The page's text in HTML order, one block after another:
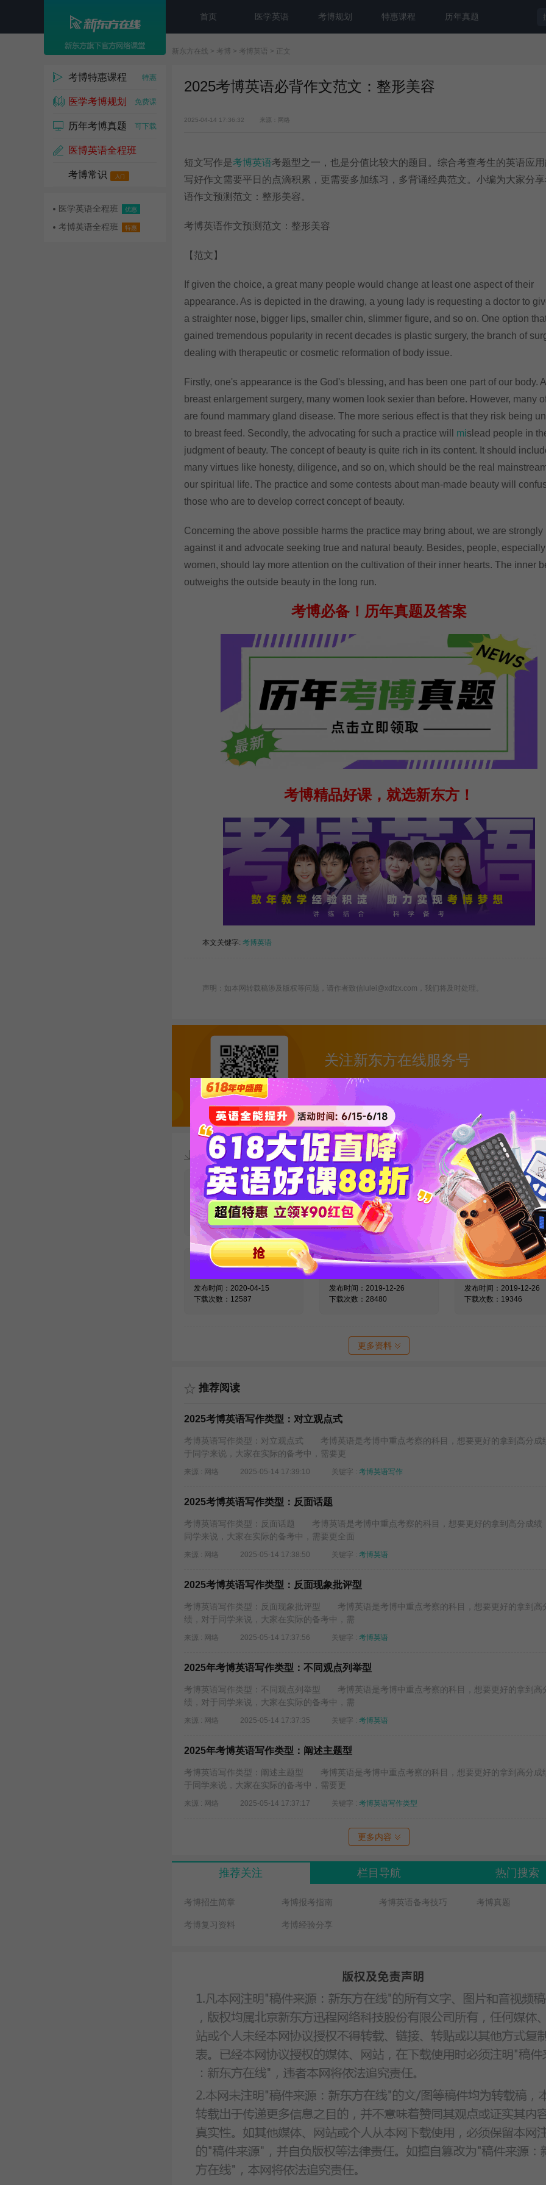
首页 医学英语 考博规划 特惠课程 历年真题
新东方在线 > 考博 > 考博英语 > 正文
考博特惠课程 特惠
医学考博规划 免费课
历年考博真题 可下载
医博英语全程班
考博常识 入门
医学英语全程班 优惠
考博英语全程班 特惠
2025考博英语必背作文范文：整形美容
2025-04-14 17:36:32 来源：网络
短文写作是考博英语考题型之一，也是分值比较大的题目。综合考查考生的英语应用
写好作文需要平日的点滴积累，更需要多加练习，多背诵经典范文。小编为大家分
语作文预测范文：整形美容。
考博英语作文预测范文：整形美容
【范文】
If given the choice, a great many people would change at least one aspect of their
appearance. As is depicted in the drawing, a young lady is requesting a doctor to
a straighter nose, bigger lips, smaller chin, slimmer figure, and so on. One option
gained tremendous popularity in recent decades is plastic surgery, the branch of
dealing with therapeutic or cosmetic reformation of body issue.
Firstly, one's appearance is the God's blessing, and has been one part of our body.
breast enlargement surgery, many women look sexier than before. However, many
are found mammary gland disease. The more serious effect is that they risk being
to breast feed. Secondly, the advocating for such a practice will mislead people in
judgment of beauty. The concept of beauty is quite rich in its content. It should
many virtues like honesty, diligence, and so on, which should be the real
our spiritual life. The practice and some contests about man-made beauty will
those who are to develop correct concept of beauty.
Concerning the above possible harms the practice may bring about, we are strongly
against it and advocate seeking true and natural beauty. Besides, people, especially
women, should lay more attention on the cultivation of their inner hearts. The inner
outweighs the outside beauty in the long run.
考博必备！ 历年真题及答案
考博精品好课，就选新东方！
本文关键字: 考博英语
声明：如本网转载稿涉及版权等问题，请作者致信lulei@xdfzx.com，我们将及时处理。
关注新东方在线服务号
回复【考博真题】领取备考必看真
资料下载
【必看】考博英语词
汇10000例精解
发布时间：2020-09-02
下载次数：27431
医学考博英语作文核
心基础词汇整理
发布时间：2020-04-15
下载次数：53321
医学考博英语
解练习资料
发布时间：2020-04-15
下载次数：43211
法学考博英语高频词
发布时间：2020-04-15
下载次数：12587
医学博士英语统考真
发布时间：2019-12-26
下载次数：28480
全国医学博士
一考试真题
发布时间：2019-12-26
下载次数：19346
更多资料
推荐阅读
2025考博英语写作类型：对立观点式
考博英语写作类型：对立观点式 考博英语是考博中重点考察的科目，想要更好的拿到高分成
于同学来说，大家在实际的备考中，需要更
来源 : 网络 2025-05-14 17:39:10 关键字 : 考博英语写作
2025考博英语写作类型：反面话题
考博英语写作类型：反面话题 考博英语是考博中重点考察的科目，想要更好的拿到高分成绩
同学来说，大家在实际的备考中，需要更全面
来源 : 网络 2025-05-14 17:38:50 关键字 : 考博英语
2025考博英语写作类型：反面现象批评型
考博英语写作类型：反面现象批评型 考博英语是考博中重点考察的科目，想要更好的拿到高
绩，对于同学来说，大家在实际的备考中，需
来源 : 网络 2025-05-14 17:37:56 关键字 : 考博英语
2025年考博英语写作类型：不同观点列举型
考博英语写作类型：不同观点列举型 考博英语是考博中重点考察的科目，想要更好的拿到高
绩，对于同学来说，大家在实际的备考中，需
来源 : 网络 2025-05-14 17:37:35 关键字 : 考博英语
2025年考博英语写作类型：阐述主题型
考博英语写作类型：阐述主题型 考博英语是考博中重点考察的科目，想要更好的拿到高分成
于同学来说，大家在实际的备考中，需要更
来源 : 网络 2025-05-14 17:37:17 关键字 : 考博英语写作类型
更多内容
推荐关注 栏目导航 热门搜索
考博招生简章 考博报考指南 考博英语备考技巧 考博真题
考博复习资料 考博经验分享